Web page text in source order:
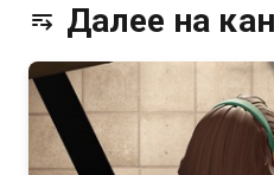
Далее на